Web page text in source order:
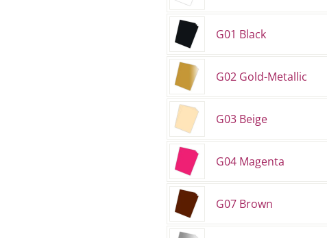
G01 Black
G02 Gold-Metallic
G03 Beige
G04 Magenta
G07 Brown